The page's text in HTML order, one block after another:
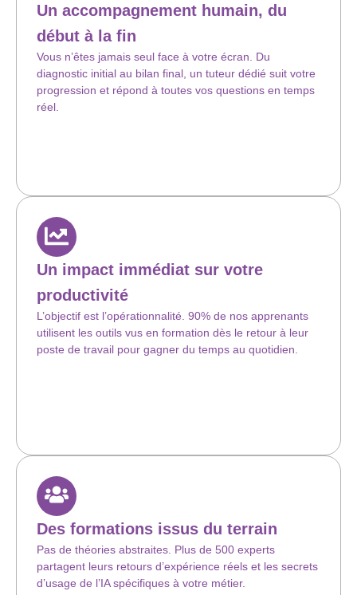
Un accompagnement humain, du
début à la fin
Vous n’êtes jamais seul face à votre écran. Du
diagnostic initial au bilan final, un tuteur dédié suit votre
progression et répond à toutes vos questions en temps
réel.
Un impact immédiat sur votre
productivité
L’objectif est l’opérationnalité. 90% de nos apprenants
utilisent les outils vus en formation dès le retour à leur
poste de travail pour gagner du temps au quotidien.
Des formations issus du terrain
Pas de théories abstraites. Plus de 500 experts
partagent leurs retours d’expérience réels et les secrets
d’usage de l’IA spécifiques à votre métier.